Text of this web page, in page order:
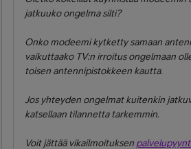
jatkuuko ongelma silti?
Onko modeemi kytketty samaan
vaikuttaako TV:n irroitus ongelmaan
toisen antennipistokkeen kautta.
Jos yhteyden ongelmat kuitenkin
katsellaan tilannetta tarkemmin.
Voit jättää vikailmoituksen